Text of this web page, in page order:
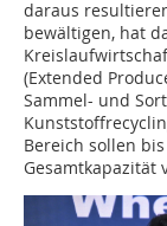
daraus
bewältigen, hat
(Extended
Sammel- und
Bereich sollen
Gesamtkapazität